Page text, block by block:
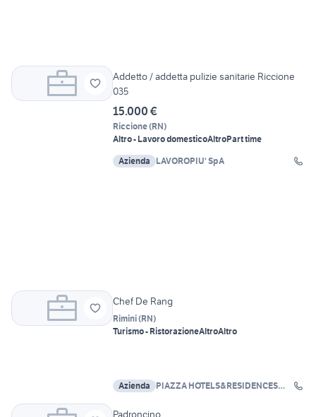
Addetto / addetta pulizie sanitarie Riccione
035
15.000 €
Riccione(RN)
Altro - Lavoro domesticoAltroPart time
Azienda LAVOROPIU' SpA
Chef De Rang
Rimini(RN)
Turismo - RistorazioneAltroAltro
Azienda
PIAZZA HOTELS&RESIDENCES
Padroncino